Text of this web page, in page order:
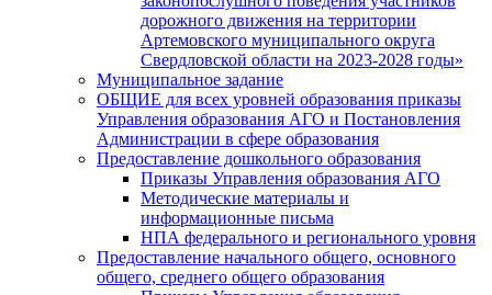
дорожного движения на территории
Артемовского муниципального округа
Свердловской области на 2023-2028 годы»
Муниципальное задание
ОБЩИЕ для всех уровней образования приказы
Управления образования АГО и Постановления
Администрации в сфере образования
Предоставление дошкольного образования
Приказы Управления образования АГО
Методические материалы и
информационные письма
НПА федерального и регионального уровня
Предоставление начального общего, основного
общего, среднего общего образования